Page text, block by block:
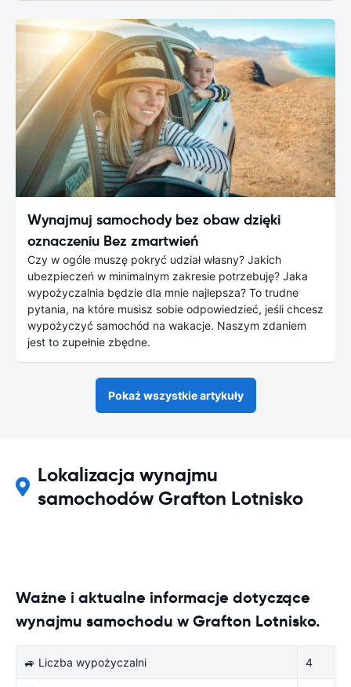
Wynajmuj samochody bez obaw dzięki
oznaczeniu Bez zmartwień
Czy w ogóle muszę pokryć udział własny? Jakich
ubezpieczeń w minimalnym zakresie potrzebuję? Jaka
wypożyczalnia będzie dla mnie najlepsza? To trudne
pytania, na które musisz sobie odpowiedzieć, jeśli chcesz
wypożyczyć samochód na wakacje. Naszym zdaniem
jest to zupełnie zbędne.
Pokaż wszystkie artykuły
Lokalizacja wynajmu
samochodów Grafton Lotnisko
Ważne i aktualne informacje dotyczące
wynajmu samochodu w Grafton Lotnisko.
🚙 Liczba wypożyczalni 4